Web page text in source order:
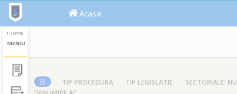
E - LICITATIE
MENIU
Acasa
TIP PROCEDURA: TIP LEGISLATIE: SECTORIALE: NU